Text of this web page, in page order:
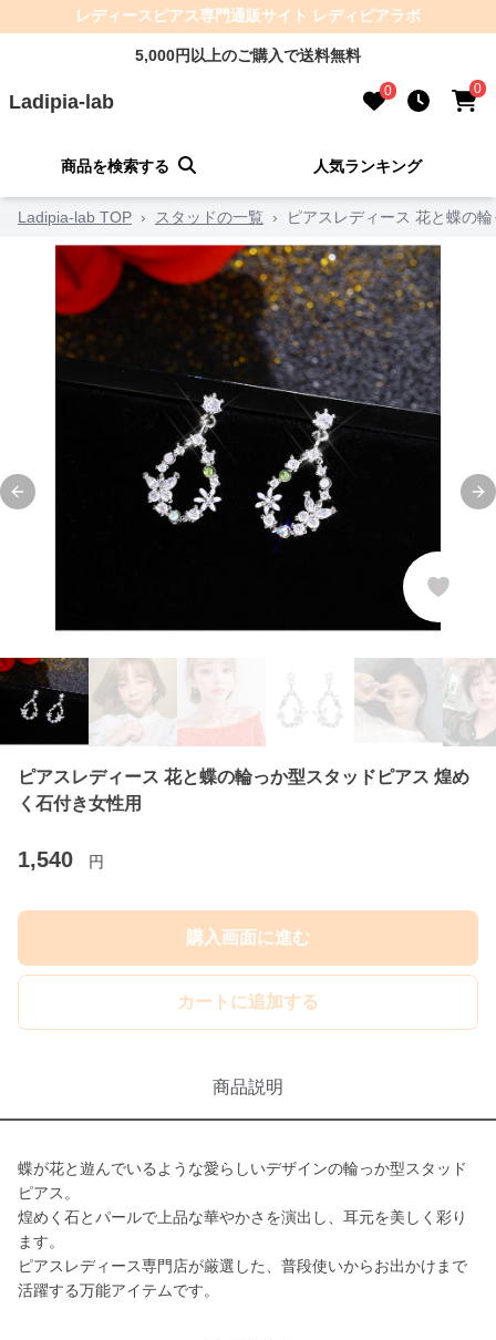
レディースピアス専門通販サイト レディピアラボ
5,000円以上のご購入で送料無料
Ladipia-lab 0 0
商品を検索する 人気ランキング
Ladipia-lab TOP › スタッドの一覧 › ピアスレディース 花と蝶の
Previous slide
ピアスレディース 花と蝶の輪っか型スタッドピアス 煌め
く石付き女性用
1,540 円
購入画面に進む
カートに追加する
商品説明
蝶が花と遊んでいるような愛らしいデザインの輪っか型スタッド
ピアス。
煌めく石とパールで上品な華やかさを演出し、耳元を美しく彩り
ます。
ピアスレディース専門店が厳選した、普段使いからお出かけまで
活躍する万能アイテムです。